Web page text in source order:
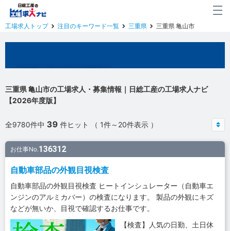
工場求人トップ 注目のキーワード一覧 三重県 三重県 亀山市
三重県 亀山市の工場求人・募集情報｜日総工産の工場求人ナビ
【2026年度版】
全9780件中 39 件ヒット （ 1件～20件表示 ）
お仕事No.136312
自動車部品の外観目視検査
自動車部品の外観目視検査 ヒートインシュレーター（自動車エ
ンジンのアルミカバー）の検査になります。 製品の外観にキズ
などが無いか、目視で確認するお仕事です。
【検査】人気の日勤、土日休